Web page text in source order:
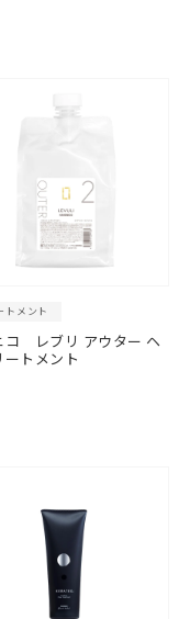
トメント
コ
レブリ アウター ヘ
ートメント